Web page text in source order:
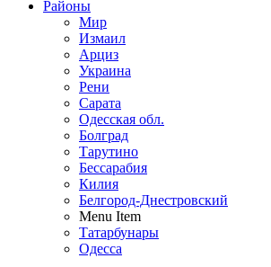
Районы
Мир
Измаил
Арциз
Украина
Рени
Сарата
Одесская обл.
Болград
Тарутино
Бессарабия
Килия
Белгород-Днестровский
Menu Item
Татарбунары
Одесса